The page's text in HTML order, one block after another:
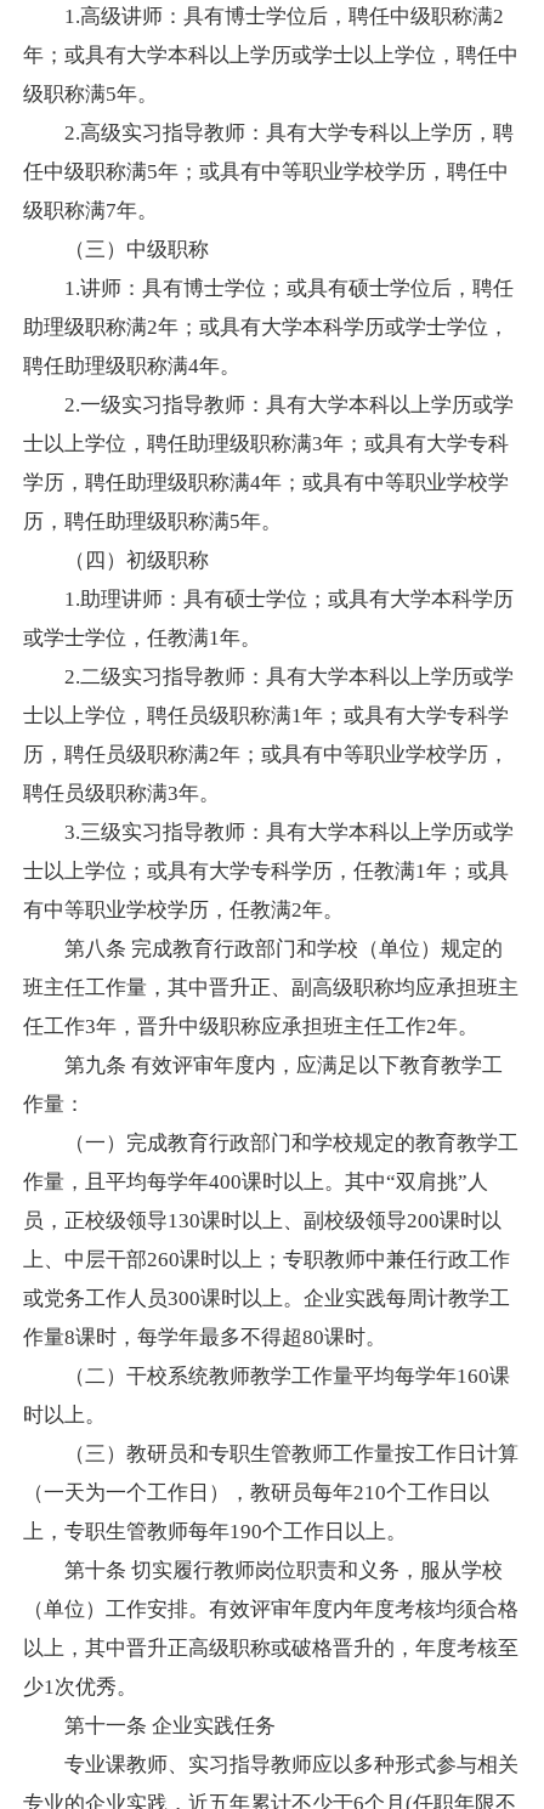
1.高级讲师：具有博士学位后，聘任中级职称满2
年；或具有大学本科以上学历或学士以上学位，聘任中
级职称满5年。
2.高级实习指导教师：具有大学专科以上学历，聘
任中级职称满5年；或具有中等职业学校学历，聘任中
级职称满7年。
（三）中级职称
1.讲师：具有博士学位；或具有硕士学位后，聘任
助理级职称满2年；或具有大学本科学历或学士学位，
聘任助理级职称满4年。
2.一级实习指导教师：具有大学本科以上学历或学
士以上学位，聘任助理级职称满3年；或具有大学专科
学历，聘任助理级职称满4年；或具有中等职业学校学
历，聘任助理级职称满5年。
（四）初级职称
1.助理讲师：具有硕士学位；或具有大学本科学历
或学士学位，任教满1年。
2.二级实习指导教师：具有大学本科以上学历或学
士以上学位，聘任员级职称满1年；或具有大学专科学
历，聘任员级职称满2年；或具有中等职业学校学历，
聘任员级职称满3年。
3.三级实习指导教师：具有大学本科以上学历或学
士以上学位；或具有大学专科学历，任教满1年；或具
有中等职业学校学历，任教满2年。
第八条 完成教育行政部门和学校（单位）规定的
班主任工作量，其中晋升正、副高级职称均应承担班主
任工作3年，晋升中级职称应承担班主任工作2年。
第九条 有效评审年度内，应满足以下教育教学工
作量：
（一）完成教育行政部门和学校规定的教育教学工
作量，且平均每学年400课时以上。其中“双肩挑”人
员，正校级领导130课时以上、副校级领导200课时以
上、中层干部260课时以上；专职教师中兼任行政工作
或党务工作人员300课时以上。企业实践每周计教学工
作量8课时，每学年最多不得超80课时。
（二）干校系统教师教学工作量平均每学年160课
时以上。
（三）教研员和专职生管教师工作量按工作日计算
（一天为一个工作日），教研员每年210个工作日以
上，专职生管教师每年190个工作日以上。
第十条 切实履行教师岗位职责和义务，服从学校
（单位）工作安排。有效评审年度内年度考核均须合格
以上，其中晋升正高级职称或破格晋升的，年度考核至
少1次优秀。
第十一条 企业实践任务
专业课教师、实习指导教师应以多种形式参与相关
专业的企业实践，近五年累计不少于6个月 (任职年限不